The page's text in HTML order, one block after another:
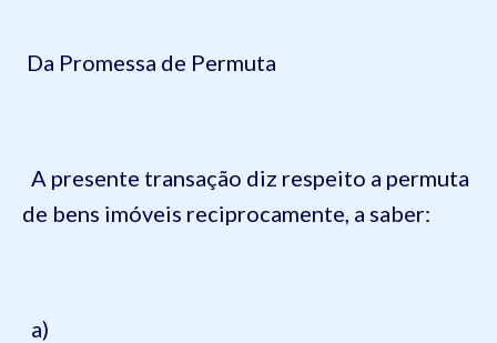
Da Promessa de Permuta
A presente transação diz respeito a permuta
de bens imóveis reciprocamente, a saber:
a)